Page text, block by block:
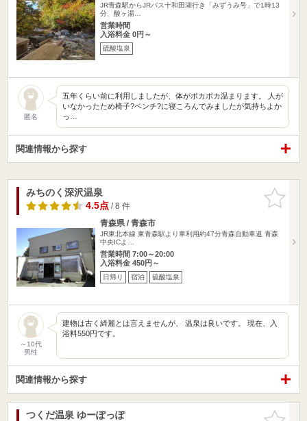
JR青森駅からJRバス十和田湖行き「みずうみ号」で1時13
分、酸ヶ湯…
営業時間
入浴料金 0円～
硫酸塩泉
匿名
五年くらい前に利用しましたが、体がポカポカ温まります。 人が
いなかったため椅子?ベンチ?に寝ころんでみましたが気持ちよか
っ…
関連情報から探す
お気に入
りに追加
みちのく深沢温泉
4.5点/ 8 件
青森県 / 青森市
JR東北本線 東青森駅より車利用約47分青森自動車道 青森
中央ICよ…
営業時間 7:00～20:00
入浴料金 450円～
日帰り 宿泊 硫酸塩泉
～10代
男性
建物は古く綺麗とは言えませんが、 温泉は良いです。 現在、入
浴料550円です。
関連情報から探す
お気に入
つくだ温泉 ゆーぽっぽ